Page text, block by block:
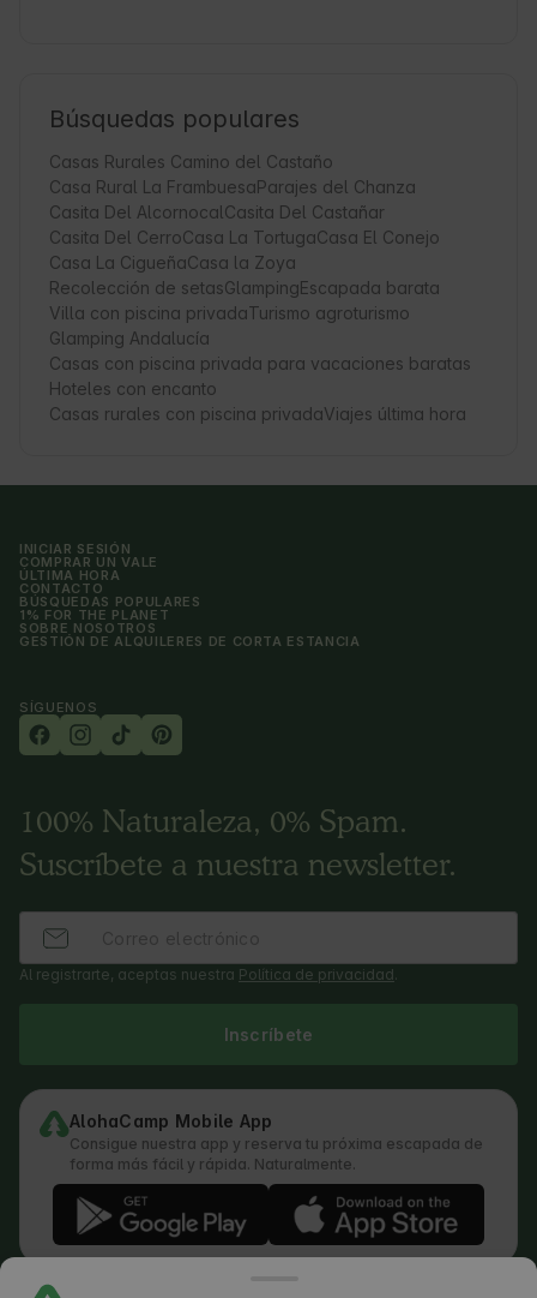
Búsquedas populares
Casas Rurales Camino del Castaño
Casa Rural La FrambuesaParajes del Chanza
Casita Del AlcornocalCasita Del Castañar
Casita Del CerroCasa La TortugaCasa El Conejo
Casa La CigueñaCasa la Zoya
Recolección de setasGlampingEscapada barata
Villa con piscina privadaTurismo agroturismo
Glamping Andalucía
Casas con piscina privada para vacaciones baratas
Hoteles con encanto
Casas rurales con piscina privadaViajes última hora
INICIAR SESIÓN
COMPRAR UN VALE
ÚLTIMA HORA
CONTACTO
BÚSQUEDAS POPULARES
1% FOR THE PLANET
SOBRE NOSOTROS
GESTIÓN DE ALQUILERES DE CORTA ESTANCIA
SÍGUENOS
100% Naturaleza, 0% Spam.
Suscríbete a nuestra newsletter.
Al registrarte, aceptas nuestra Política de privacidad.
Inscríbete
AlohaCamp Mobile App
Consigue nuestra app y reserva tu próxima escapada de
forma más fácil y rápida. Naturalmente.